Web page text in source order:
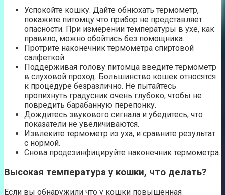
Успокойте кошку. Дайте обнюхать термометр,
покажите питомцу что прибор не представляет
опасности. При измерении температуры в ухе, как
правило, можно обойтись без помощника.
Протрите наконечник термометра спиртовой
салфеткой.
Поддерживая голову питомца введите термометр
в слуховой проход. Большинство кошек относятся
к процедуре безразлично. Не пытайтесь
пропихнуть градусник очень глубоко, чтобы не
повредить барабанную перепонку.
Дождитесь звукового сигнала и убедитесь, что
показатели не увеличиваются.
Извлеките термометр из уха, и сравните результат
с нормой.
Снова продезинфицируйте наконечник термометра.
Высокая температура у кошки, что делать?
Если вы обнаружили что у кошки повышенная